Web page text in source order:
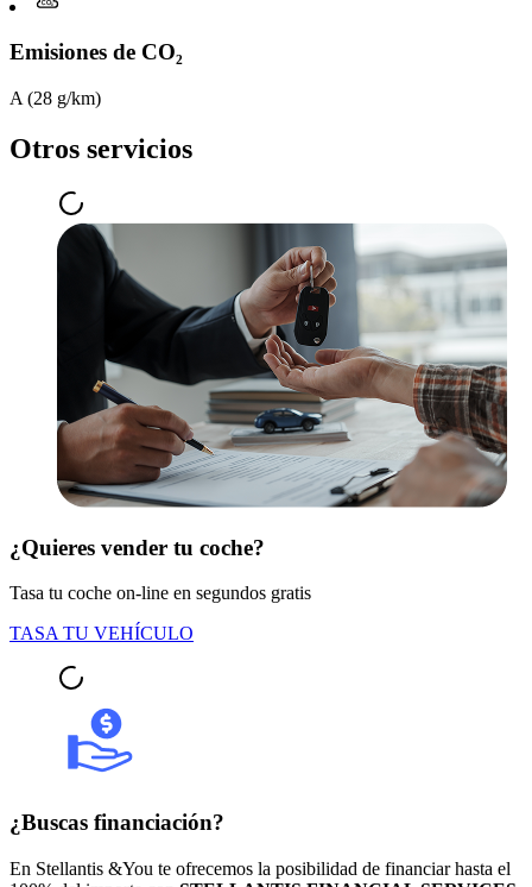
Emisiones de CO₂
A (28 g/km)
Otros servicios
¿Quieres vender tu coche?
Tasa tu coche on-line en segundos gratis
TASA TU VEHÍCULO
¿Buscas financiación?
En Stellantis &You te ofrecemos la posibilidad de financiar hasta el